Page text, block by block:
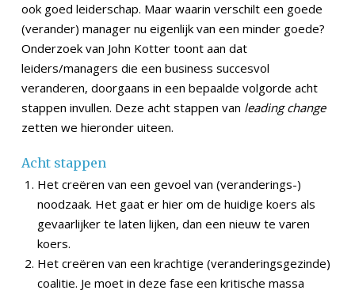
ook goed leiderschap. Maar waarin verschilt een goede
(verander) manager nu eigenlijk van een minder goede?
Onderzoek van John Kotter toont aan dat
leiders/managers die een business succesvol
veranderen, doorgaans in een bepaalde volgorde acht
stappen invullen. Deze acht stappen van leading change
zetten we hieronder uiteen.
Acht stappen
Het creëren van een gevoel van (veranderings-)
noodzaak. Het gaat er hier om de huidige koers als
gevaarlijker te laten lijken, dan een nieuw te varen
koers.
Het creëren van een krachtige (veranderingsgezinde)
coalitie. Je moet in deze fase een kritische massa